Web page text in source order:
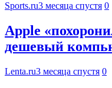
Sports.ru3 месяца спустя 0
Apple
дешевый
Lenta.ru3 месяца спустя 0